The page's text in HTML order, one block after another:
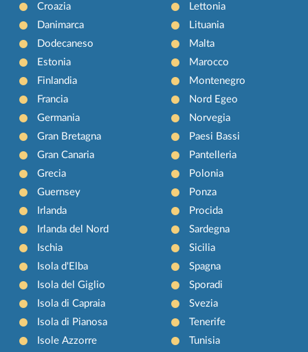
Croazia
Danimarca
Dodecaneso
Estonia
Finlandia
Francia
Germania
Gran Bretagna
Gran Canaria
Grecia
Guernsey
Irlanda
Irlanda del Nord
Ischia
Isola d'Elba
Isola del Giglio
Isola di Capraia
Isola di Pianosa
Isole Azzorre
Lettonia
Lituania
Malta
Marocco
Montenegro
Nord Egeo
Norvegia
Paesi Bassi
Pantelleria
Polonia
Ponza
Procida
Sardegna
Sicilia
Spagna
Sporadi
Svezia
Tenerife
Tunisia